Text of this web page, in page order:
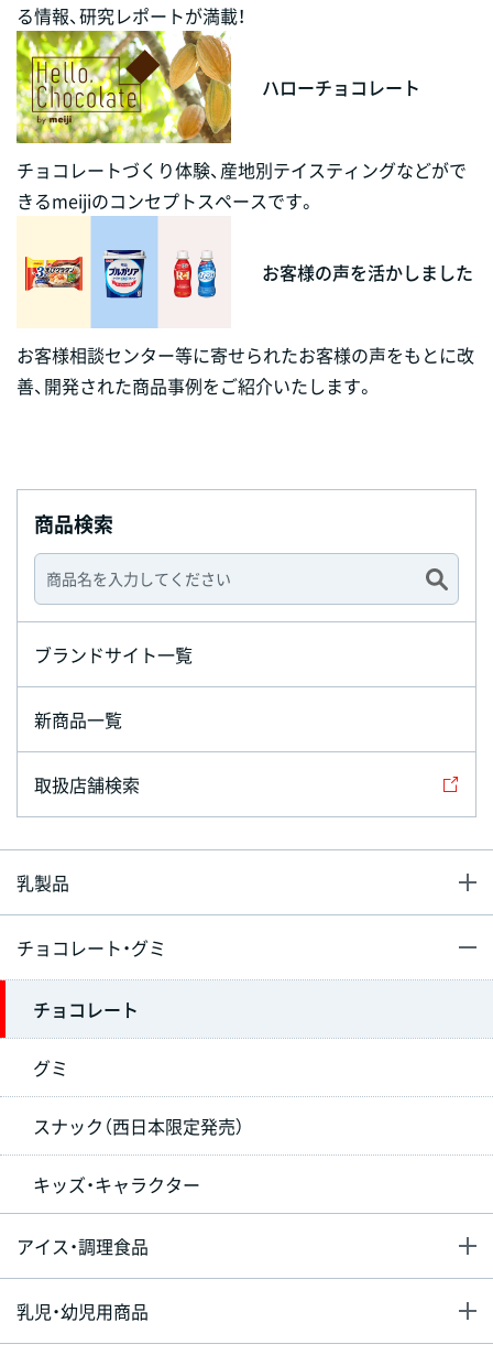
る情報、研究レポートが満載！
ハローチョコレート
チョコレートづくり体験、産地別テイスティングなどがで
きるmeijiのコンセプトスペースです。
お客様の声を活かしました
お客様相談センター等に寄せられたお客様の声をもとに改
善、開発された商品事例をご紹介いたします。
商品検索
ブランドサイト一覧
新商品一覧
取扱店舗検索
乳製品
チョコレート・グミ
チョコレート
グミ
スナック（西日本限定発売）
キッズ・キャラクター
アイス・調理食品
乳児・幼児用商品